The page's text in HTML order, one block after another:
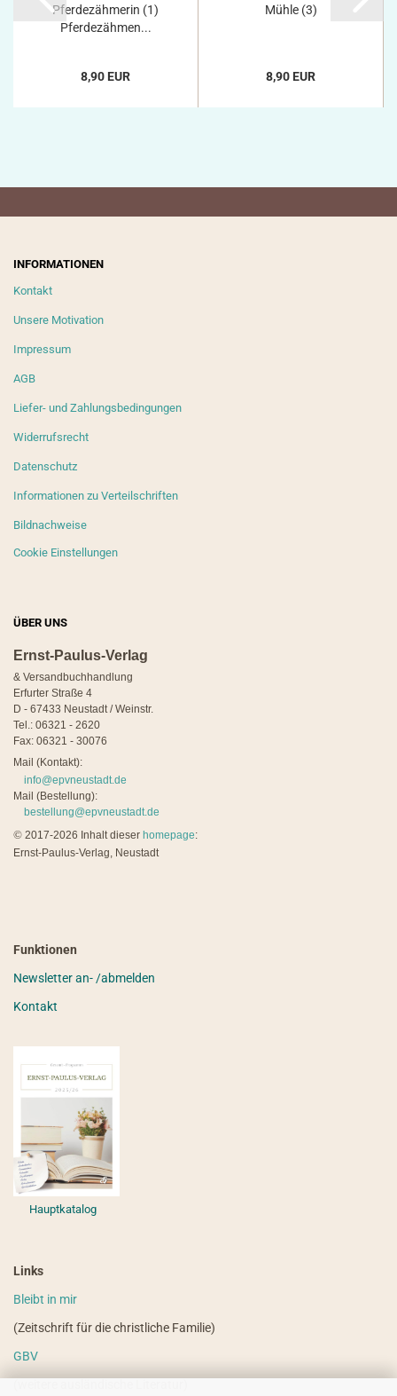
Pferdezähmerin (1)
Pferdezähmen...
8,90 EUR
Mühle (3)
8,90 EUR
INFORMATIONEN
Kontakt
Unsere Motivation
Impressum
AGB
Liefer- und Zahlungsbedingungen
Widerrufsrecht
Datenschutz
Informationen zu Verteilschriften
Bildnachweise
Cookie Einstellungen
ÜBER UNS
Ernst-Paulus-Verlag
& Versandbuchhandlung
Erfurter Straße 4
D - 67433 Neustadt / Weinstr.
Tel.: 06321 - 2620
Fax: 06321 - 30076
Mail (Kontakt):
info@epvneustadt.de
Mail (Bestellung):
bestellung@epvneustadt.de
© 2017-2026 Inhalt dieser homepage:
Ernst-Paulus-Verlag, Neustadt
Funktionen
Newsletter an- /abmelden
Kontakt
Hauptkatalog
Links
Bleibt in mir
(Zeitschrift für die christliche Familie)
GBV